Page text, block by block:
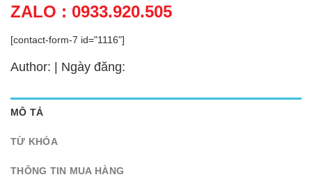
ZALO : 0933.920.505
[contact-form-7 id="1116"]
Author: | Ngày đăng:
MÔ TẢ
TỪ KHÓA
THÔNG TIN MUA HÀNG